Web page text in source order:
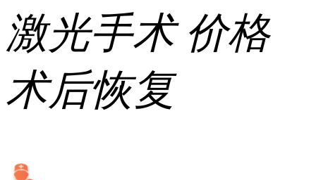
激光手术 价格
术后恢复